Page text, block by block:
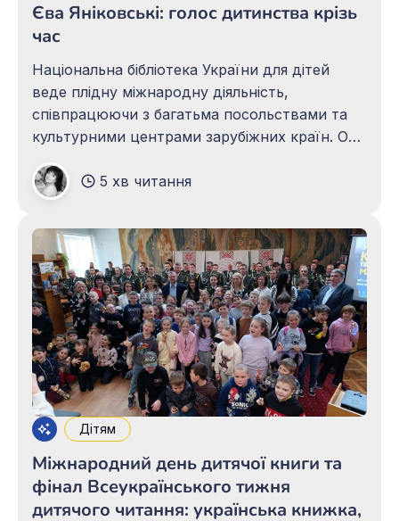
Єва Яніковські: голос дитинства крізь
час
Національна бібліотека України для дітей
веде плідну міжнародну діяльність,
співпрацюючи з багатьма посольствами та
культурними центрами зарубіжних країн. От і
Посольства Угорщини в Україні, зокрема
Його Високоповажності Надзвичайного та
Повноважного Посла Угорщини в Україні
Антала Хейзера, в бібліотеці урочисто
відзначили 100-річчя з дня
5 хв читання
Дітям
Міжнародний день дитячої книги та
фінал Всеукраїнського тижня
дитячого читання: українська книжка,